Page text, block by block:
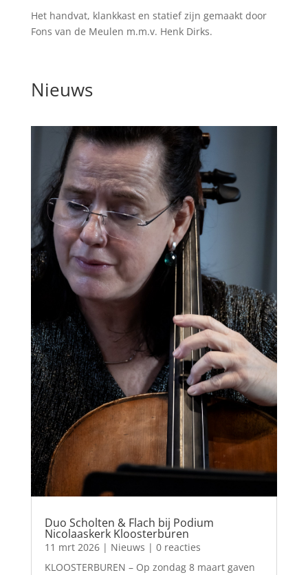
Het handvat, klankkast en statief zijn gemaakt door
Fons van de Meulen m.m.v. Henk Dirks.
Nieuws
Duo Scholten & Flach bij Podium
Nicolaaskerk Kloosterburen
11 mrt 2026| Nieuws | 0 reacties
KLOOSTERBUREN – Op zondag 8 maart gaven